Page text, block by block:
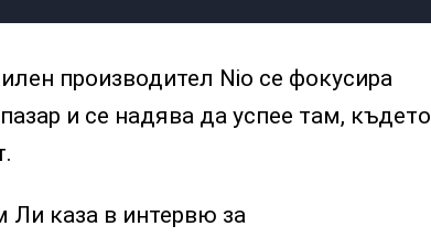
производител Nio се фокусира
и се надява да успее там, където
Ли каза в интервю за